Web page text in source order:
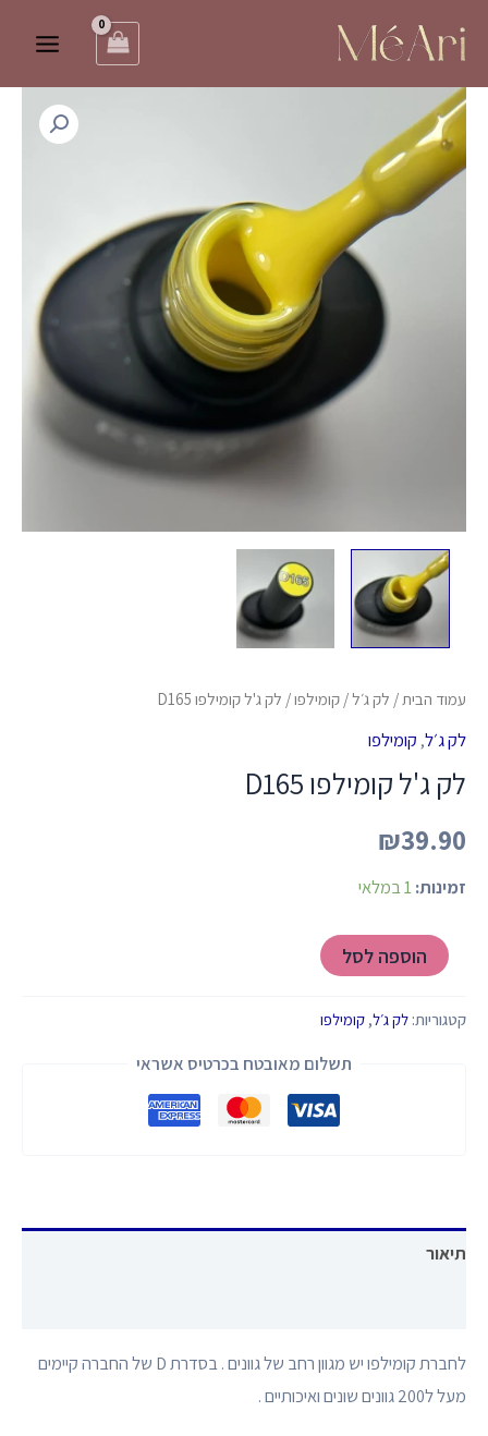
לתוכן
עמוד הבית/ לק ג׳ל/ קומילפו/ לק ג'ל קומילפו D165
לק ג׳ל, קומילפו
לק ג'ל קומילפו D165
₪39.90
זמינות:1 במלאי
כמות
של
לק
הוספה לסל
קטגוריות: לק ג׳ל, קומילפו
תשלום מאובטח בכרטיס אשראי
תיאור
לחברת קומילפו יש מגוון רחב של גוונים . בסדרת D של החברה קיימים
מעל ל200 גוונים שונים ואיכותיים .